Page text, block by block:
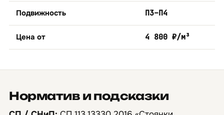
Подвижность П3–П4
Цена от 4 800 ₽/м³
Норматив и подсказки